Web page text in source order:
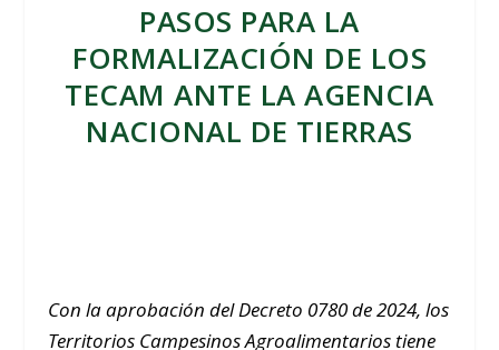
PASOS PARA LA
FORMALIZACIÓN DE LOS
TECAM ANTE LA AGENCIA
NACIONAL DE TIERRAS
Con la aprobación del Decreto 0780 de 2024, los
Territorios Campesinos Agroalimentarios tiene